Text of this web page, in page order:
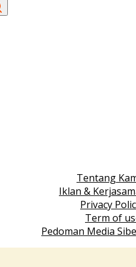
Tentang
Iklan &
Privacy
Term of
Pedoman Media